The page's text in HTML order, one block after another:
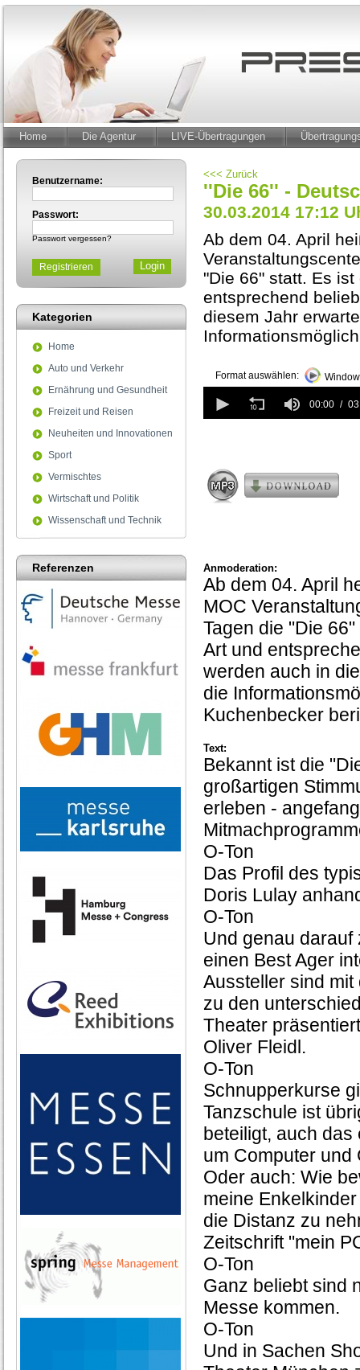
Home Die Agentur LIVE-Übertragungen
Benutzername:
Passwort:
Passwort vergessen?
Registrieren
Kategorien
Home
Auto und Verkehr
Ernährung und Gesundheit
Freizeit und Reisen
Neuheiten und Innovationen
Sport
Vermischtes
Wirtschaft und Politik
Wissenschaft und Technik
Referenzen
<<< Zurück
''Die 66'' -
30.03.2014 17:12
Ab dem 04. April
"Die 66" statt. Es
entsprechend
diesem Jahr
Format auswählen:
seconds
of
seconds
00:00
Anmoderation:
Ab dem 04. April
MOC
Tagen die "Die
Art und
werden auch in
die
Kuchenbecker
Text:
Bekannt ist die
großartigen
erleben -
O-Ton
Das Profil des
Doris Lulay
O-Ton
Und genau darauf
einen Best Ager
Aussteller sind
zu den
Theater
Oliver Fleidl.
O-Ton
Schnupperkurse
Tanzschule ist
beteiligt, auch
um Computer und
Oder auch: Wie
meine
die Distanz zu
Zeitschrift "mein
O-Ton
Ganz beliebt sind
Messe kommen.
O-Ton
Und in Sachen